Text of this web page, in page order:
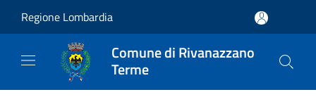
Regione Lombardia
Comune di Rivanazzano
Terme